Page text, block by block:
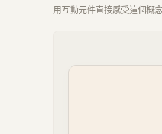
用互動元件直接感受這個概